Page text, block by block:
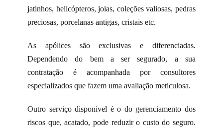
jatinhos, helicópteros, joias, coleções valiosas, pedras
preciosas, porcelanas antigas, cristais etc.
As apólices são exclusivas e diferenciadas.
Dependendo do bem a ser segurado, a sua
contratação é acompanhada por consultores
especializados que fazem uma avaliação meticulosa.
Outro serviço disponível é o do gerenciamento dos
riscos que, acatado, pode reduzir o custo do seguro.